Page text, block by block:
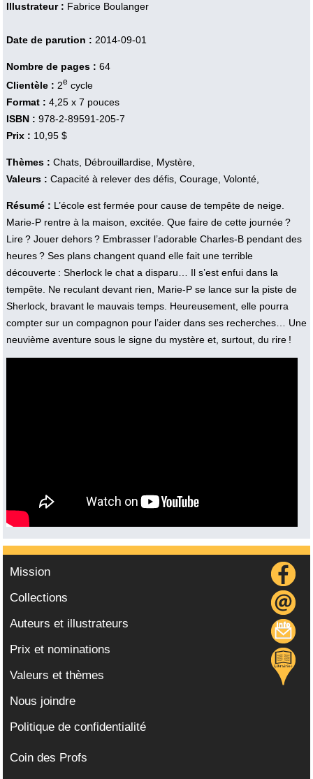
Illustrateur : Fabrice Boulanger
Date de parution : 2014-09-01
Nombre de pages : 64
Clientèle : 2e cycle
Format : 4,25 x 7 pouces
ISBN : 978-2-89591-205-7
Prix : 10,95 $
Thèmes : Chats, Débrouillardise, Mystère,
Valeurs : Capacité à relever des défis, Courage, Volonté,
Résumé : L’école est fermée pour cause de tempête de neige.
Marie-P rentre à la maison, excitée. Que faire de cette journée ?
Lire ? Jouer dehors ? Embrasser l’adorable Charles-B pendant des
heures ? Ses plans changent quand elle fait une terrible
découverte : Sherlock le chat a disparu… Il s’est enfui dans la
tempête. Ne reculant devant rien, Marie-P se lance sur la piste de
Sherlock, bravant le mauvais temps. Heureusement, elle pourra
compter sur un compagnon pour l’aider dans ses recherches… Une
neuvième aventure sous le signe du mystère et, surtout, du rire !
Mission
Collections
Auteurs et illustrateurs
Prix et nominations
Valeurs et thèmes
Nous joindre
Politique de confidentialité
Coin des Profs